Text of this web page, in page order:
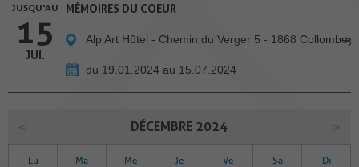
JUSQU'AU
15
JUI.
MÉMOIRES DU COEUR
Alp Art Hôtel - Chemin du Verger 5 - 1868 Collombey
du 19.01.2024 au 15.07.2024
DÉCEMBRE 2024
Lu Ma Me Je Ve Sa Di